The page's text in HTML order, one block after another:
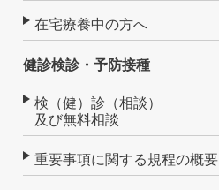
在宅療養中の方へ
健診検診・予防接種
検（健）診（相談）
及び無料相談
重要事項に関する規程の概要